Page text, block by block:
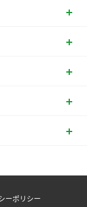
ーポリシー